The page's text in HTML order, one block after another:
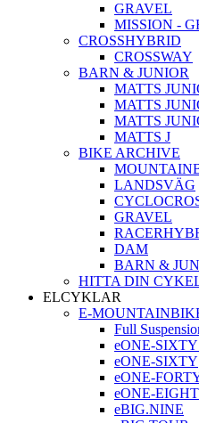
GRAVEL
MISSION -
CROSSHYBRID
CROSSWAY
BARN & JUNIOR
MATTS
MATTS
MATTS
MATTS J
BIKE ARCHIVE
LANDSVÄG
GRAVEL
DAM
BARN &
HITTA DIN
ELCYKLAR
E-
Full
eONE-SIXTY
eONE-SIXTY
eONE-
eONE-
eBIG.NINE